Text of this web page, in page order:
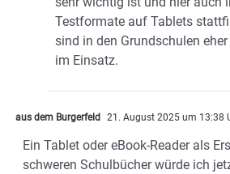
Testformate auf Tablets
sind in den Grundschulen
im Einsatz.
aus dem Burgerfeld 21. August 2025 um 13:38
Ein Tablet oder eBook-Reader als
schweren Schulbücher würde ich